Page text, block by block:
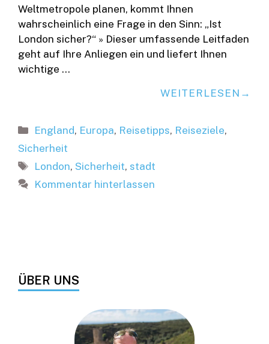
Weltmetropole planen, kommt Ihnen
wahrscheinlich eine Frage in den Sinn: „Ist
London sicher?“ » Dieser umfassende Leitfaden
geht auf Ihre Anliegen ein und liefert Ihnen
wichtige …
WEITERLESEN
Kategorien
England, Europa, Reisetipps, Reiseziele,
Sicherheit
Schlagwörter
London,Sicherheit,stadt
Kommentar hinterlassen
ÜBER UNS